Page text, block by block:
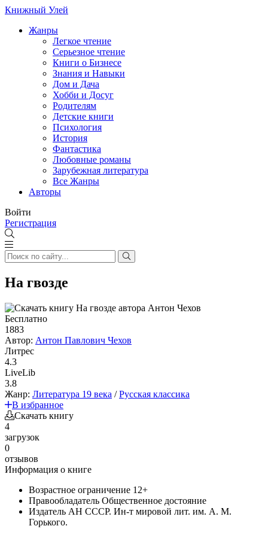
Книжный Улей
Жанры
Легкое чтение
Серьезное чтение
Книги о Бизнесе
Знания и Навыки
Дом и Дача
Хобби и Досуг
Родителям
Детские книги
Психология
История
Фантастика
Любовные романы
Зарубежная литература
Все Жанры
Авторы
Войти
Регистрация
На гвозде
Бесплатно
1883
Автор: Антон Павлович Чехов
Литрес
4.3
LiveLib
3.8
Жанр: Литература 19 века /Русская классика
В избранное
Скачать книгу
4
загрузок
0
отзывов
Информация о книге
Возрастное ограничение 12+
Правообладатель Общественное достояние
Издатель АН СССР. Ин-т мировой лит. им. А. М.
Горького.